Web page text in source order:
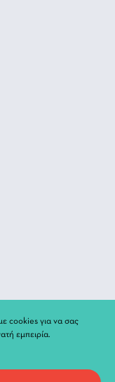
cookies για να σας
εμπειρία.